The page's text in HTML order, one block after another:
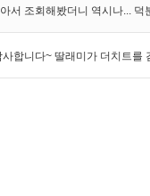
서 조회해봤더니 역시나... 덕
사합니다~ 딸래미가 더치트를